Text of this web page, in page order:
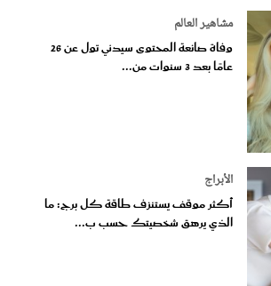
مشاهير العالم
وفاة صانعة المحتوى سيدني تول عن 26
عامًا بعد 3 سنوات من...
الأبراج
أكثر موقف يستنزف طاقة كل برج: ما
الذي يرهق شخصيتك حسب ب...